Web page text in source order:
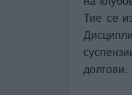
Тие се
долгови.